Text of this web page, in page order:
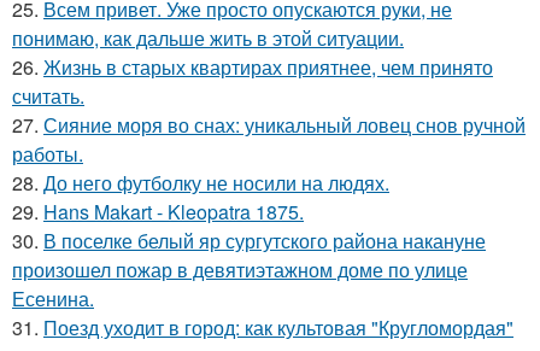
25. Всем привет. Уже просто опускаются руки, не
понимаю, как дальше жить в этой ситуации.
26. Жизнь в старых квартирах приятнее, чем принято
считать.
27. Сияние моря во снах: уникальный ловец снов ручной
работы.
28. До него футболку не носили на людях.
29. Hans Makart - Kleopatra 1875.
30. В поселке белый яр сургутского района накануне
произошел пожар в девятиэтажном доме по улице
Есенина.
31. Поезд уходит в город: как культовая "Кругломордая"